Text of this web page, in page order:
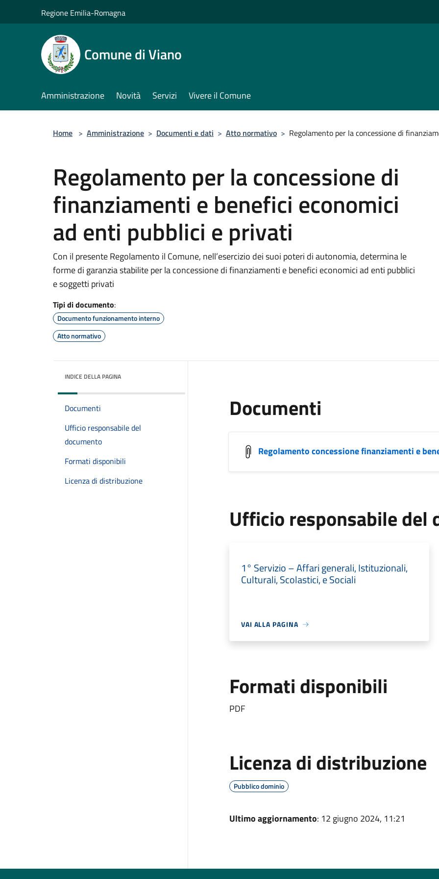
Regione Emilia-Romagna
Comune di Viano
Amministrazione Novità Servizi Vivere il Comune
Home > Amministrazione > Documenti e dati > Atto normativo > Regolamento per la concessione di
Regolamento per la concessione di
finanziamenti e benefici economici
ad enti pubblici e privati
Con il presente Regolamento il Comune, nell’esercizio dei suoi poteri di autonomia, determina le
forme di garanzia stabilite per la concessione di finanziamenti e benefici economici ad enti pubblici
e soggetti privati
Tipi di documento:
Documento funzionamento interno
Atto normativo
INDICE DELLA PAGINA
Documenti
Ufficio responsabile del
documento
Formati disponibili
Licenza di distribuzione
Documenti
Regolamento concessione finanziamenti e
Ufficio responsabile del
1° Servizio – Affari generali, Istituzionali,
Culturali, Scolastici, e Sociali
VAI ALLA PAGINA
Formati disponibili
PDF
Licenza di distribuzione
Pubblico dominio
Ultimo aggiornamento: 12 giugno 2024, 11:21